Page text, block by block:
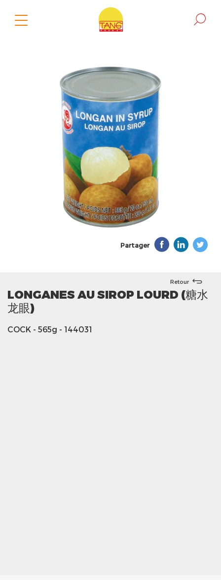
Partager
Retour
LONGANES AU SIROP LOURD (糖水
龙眼)
COCK - 565g - 144031